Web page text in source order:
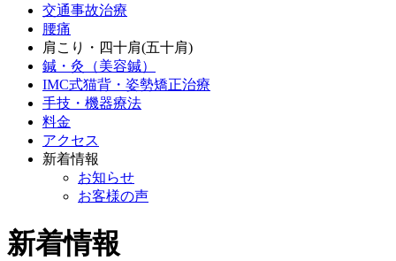
交通事故治療
腰痛
肩こり・四十肩(五十肩)
鍼・灸（美容鍼）
IMC式猫背・姿勢矯正治療
手技・機器療法
料金
アクセス
新着情報
お知らせ
お客様の声
新着情報